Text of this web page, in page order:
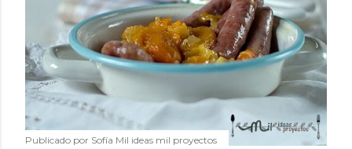
Publicado por Sofía Mil ideas mil proyectos